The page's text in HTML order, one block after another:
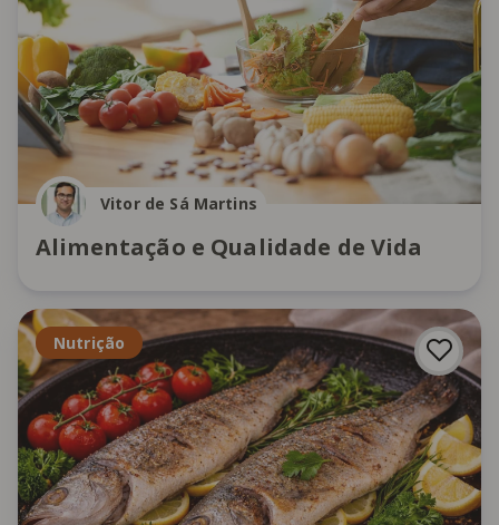
Vitor de Sá Martins
Alimentação e Qualidade de Vida
Nutrição